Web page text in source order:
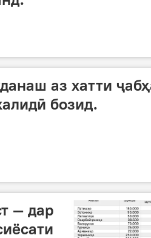
аз хатти
бозид.
— дар